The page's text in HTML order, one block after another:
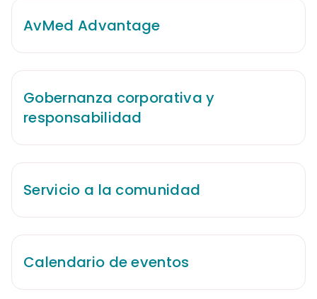
AvMed Advantage
Gobernanza corporativa y
responsabilidad
Servicio a la comunidad
Calendario de eventos